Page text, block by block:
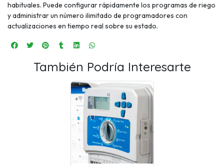
habituales. Puede configurar rápidamente los programas de riego
y administrar un número ilimitado de programadores con
actualizaciones en tiempo real sobre su estado.
También Podría Interesarte